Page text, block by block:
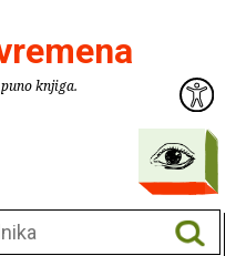
knjiga.